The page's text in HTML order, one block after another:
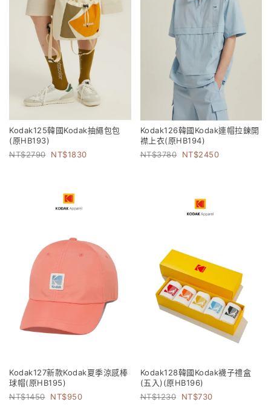
Kodak125韓國Kodak抽繩包包
(原HB193)
2790
1830
Kodak126韓國Kodak連帽拉鍊開
襟上衣(原HB194)
3780
2450
Kodak127新款Kodak夏季涼感棒
球帽(原HB195)
1450
950
Kodak128韓國Kodak襪子禮盒
(五入)(原HB196)
1230
730